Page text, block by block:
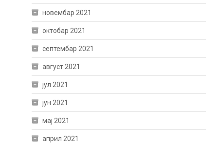
новембар 2021
октобар 2021
септембар 2021
август 2021
јул 2021
јун 2021
мај 2021
април 2021